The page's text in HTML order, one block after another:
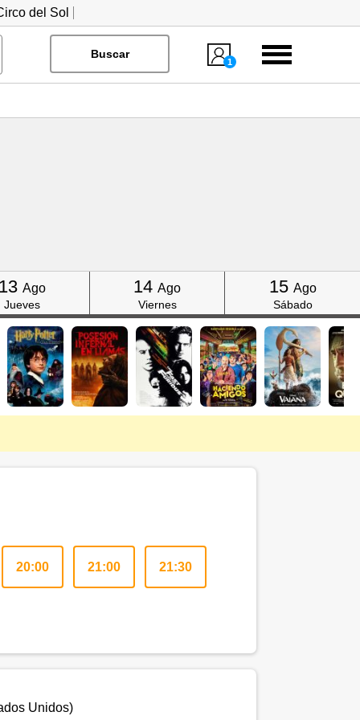
del Sol
Buscar
1
Menú
Click
Ago
Jueves
Click
14 Ago
Viernes
Click
15 Ago
Sábado
20:00 21:00 21:30
Unidos)